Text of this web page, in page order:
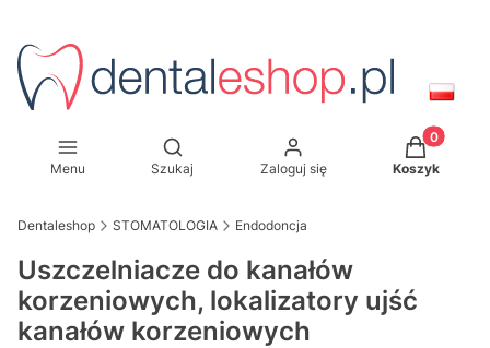
Menu
Otwórz wyszukiwarkę
Szukaj Zaloguj się
Produkty
Koszyk
Dentaleshop STOMATOLOGIA Endodoncja
Uszczelniacze do kanałów
korzeniowych, lokalizatory ujść
kanałów korzeniowych